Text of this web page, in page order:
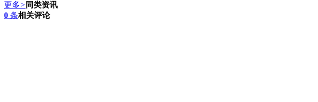
更多> 同类资讯
0 条相关评论